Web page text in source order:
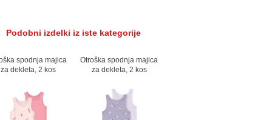
Podobni izdelki iz iste kategorije
spodnja majica
za dekleta, 2 kos
Otroška spodnja majica
za dekleta, 2 kos